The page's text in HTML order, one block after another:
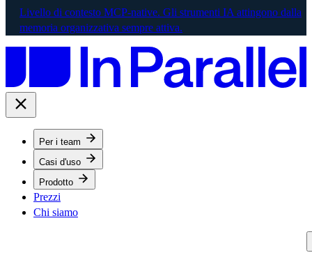
Livello di contesto MCP-native. Gli strumenti IA attingono dalla
memoria organizzativa sempre attiva.
Per i team
Casi d'uso
Prodotto
Prezzi
Chi siamo